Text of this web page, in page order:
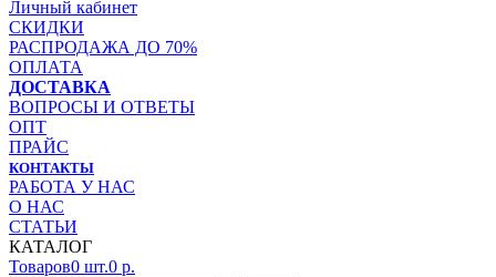
Личный кабинет
СКИДКИ
РАСПРОДАЖА ДО 70%
ОПЛАТА
ДОСТАВКА
ВОПРОСЫ И ОТВЕТЫ
ОПТ
ПРАЙС
КОНТАКТЫ
РАБОТА У НАС
О НАС
СТАТЬИ
КАТАЛОГ
Товаров0 шт.0 р.